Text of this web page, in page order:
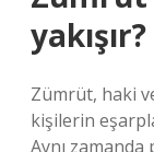
yakışır?
Zümrüt, haki
kişilerin
Aynı